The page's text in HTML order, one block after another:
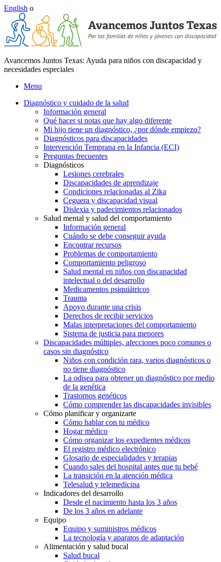
English o
Powered by Translate
necesidades especiales
Menu
Diagnóstico y cuidado de la salud
Información general
Qué hacer si notas que hay algo diferente
Mi hijo tiene un diagnóstico, ¿por dónde empiezo?
Diagnósticos para discapacidades
Intervención Temprana en la Infancia (ECI)
Preguntas frecuentes
Diagnósticos
Lesiones cerebrales
Discapacidades de aprendizaje
Condiciones relacionadas al Zika
Ceguera y discapacidad visual
Dislexia y padecimientos relacionados
Salud mental y salud del comportamiento
Información general
Cuándo se debe conseguir ayuda
Encontrar recursos
Problemas de comportamiento
Comportamiento peligroso
Salud mental en niños con discapacidad
intelectual o del desarrollo
Medicamentos psiquiátricos
Trauma
Apoyo durante una crisis
Derechos de recibir servicios
Malas interpretaciones del comportamiento
Sistema de justicia para menores
Discapacidades múltiples, afecciones poco comunes o
casos sin diagnóstico
Niños con condición rara, varios diagnósticos o
no tiene diagnóstico
La odisea para obtener un diagnóstico por medio
de la genética
Trastornos genéticos
Cómo comprender las discapacidades invisibles
Cómo planificar y organizarte
Cómo hablar con tu médico
Hogar médico
Cómo organizar los expedientes médicos
El registro médico electrónico
Glosario de especialidades y terapias
Cuando sales del hospital antes que tu bebé
La transición en la atención médica
Telesalud y telemedicina
Indicadores del desarrollo
Desde el nacimiento hasta los 3 años
De los 3 años en adelante
Equipo
Equipo y suministros médicos
La tecnología y aparatos de adaptación